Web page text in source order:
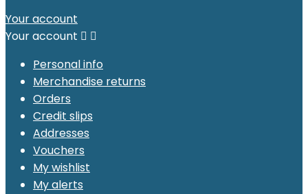
Your account
Your account  
Personal info
Merchandise returns
Orders
Credit slips
Addresses
Vouchers
My wishlist
My alerts